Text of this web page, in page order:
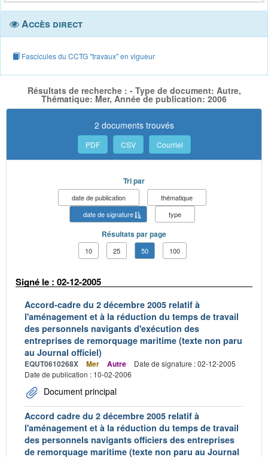
Accès direct
Fascicules du CCTG "travaux" en vigueur
Résultats de recherche : - Type de document: Autre,
Thématique: Mer, Année de publication: 2006
2 documents trouvés
PDF CSV Courriel
Tri par
date de publication
thématique
date de signature
type
Résultats par page
10 25 50 100
Signé le : 02-12-2005
Accord-cadre du 2 décembre 2005 relatif à
l'aménagement et à la réduction du temps de travail
des personnels navigants d'exécution des
entreprises de remorquage maritime (texte non paru
au Journal officiel)
EQUT0610268X Mer Autre
Date de signature : 02-12-2005
Date de publication : 10-02-2006
Document principal
Accord cadre du 2 décembre 2005 relatif à
l'aménagement et à la réduction du temps de travail
des personnels navigants officiers des entreprises
de remorquage maritime (texte non paru au Journal